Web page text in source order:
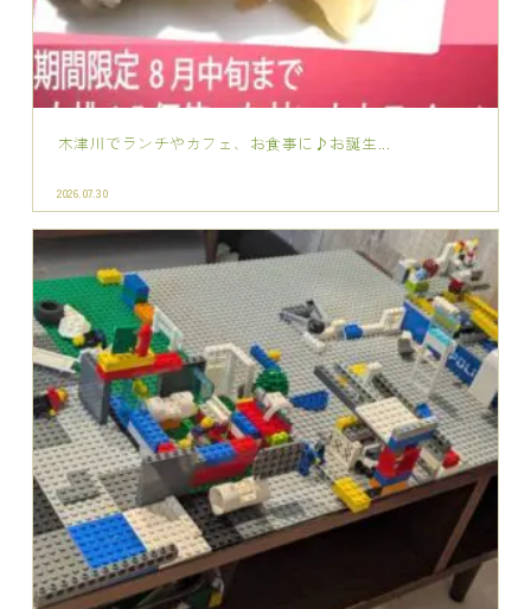
お子様歓迎♪お子様連れ歓迎♪のランチ、カ...
2026.07.28